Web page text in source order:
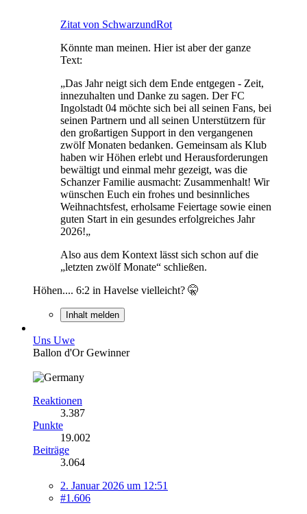
Zitat von SchwarzundRot
Könnte man meinen. Hier ist aber der ganze
Text:
„Das Jahr neigt sich dem Ende entgegen - Zeit,
innezuhalten und Danke zu sagen. Der FC
Ingolstadt 04 möchte sich bei all seinen Fans, bei
seinen Partnern und all seinen Unterstützern für
den großartigen Support in den vergangenen
zwölf Monaten bedanken. Gemeinsam als Klub
haben wir Höhen erlebt und Herausforderungen
bewältigt und einmal mehr gezeigt, was die
Schanzer Familie ausmacht: Zusammenhalt! Wir
wünschen Euch ein frohes und besinnliches
Weihnachtsfest, erholsame Feiertage sowie einen
guten Start in ein gesundes erfolgreiches Jahr
2026!„
Also aus dem Kontext lässt sich schon auf die
„letzten zwölf Monate“ schließen.
Höhen.... 6:2 in Havelse vielleicht? 🤫
Inhalt melden
Uns Uwe
Ballon d'Or Gewinner
Reaktionen
3.387
Punkte
19.002
Beiträge
3.064
2. Januar 2026 um 12:51
#1.606